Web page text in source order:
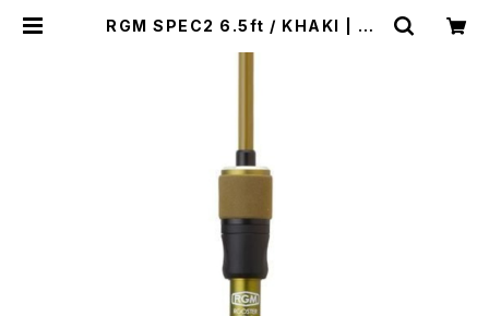
RGM SPEC2 6.5ft / KHAKI | WI